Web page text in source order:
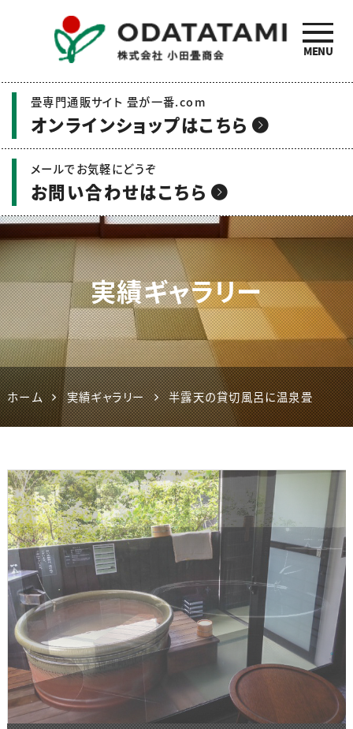
小田畳商会のご紹介 | 畳
の名工 小田畳商会
畳専門通販サイト 畳が一番.com
オンラインショップはこちら
メールでお気軽にどうぞ
お問い合わせはこちら
MENU
実績ギャラリー
ホーム 実績ギャラリー 半露天の貸切風呂に温泉畳